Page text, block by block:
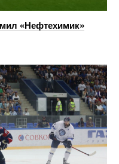
«Нефтехимик»